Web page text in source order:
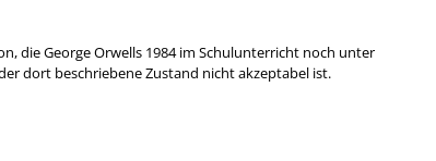
die George Orwells 1984 im Schulunterricht noch unter
dort beschriebene Zustand nicht akzeptabel ist.